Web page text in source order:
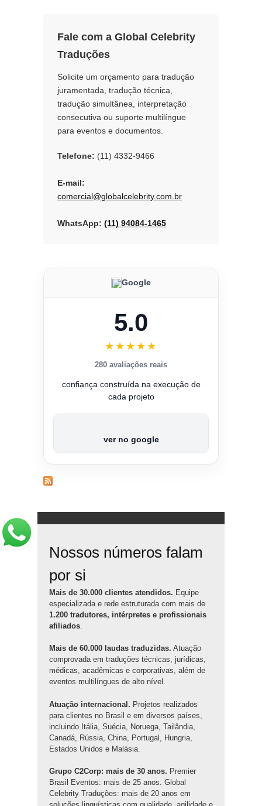
Fale com a Global Celebrity
Traduções
Solicite um orçamento para tradução
juramentada, tradução técnica,
tradução simultânea, interpretação
consecutiva ou suporte multilíngue
para eventos e documentos.
Telefone: (11) 4332-9466
E-mail:
comercial@globalcelebrity.com.br
WhatsApp: (11) 94084-1465
Google
5.0
★★★★★
280 avaliações reais
confiança construída na execução de
cada projeto
ver no google
Nossos números falam
por si
Mais de 30.000 clientes atendidos. Equipe
especializada e rede estruturada com mais de
1.200 tradutores, intérpretes e profissionais
afiliados
Mais de 60.000 laudas traduzidas. Atuação
comprovada em traduções técnicas, jurídicas,
médicas, acadêmicas e corporativas, além de
eventos multilíngues de alto nível.
Atuação internacional. Projetos realizados
para clientes no Brasil e em diversos países,
incluindo Itália, Suécia, Noruega, Tailândia,
Canadá, Rússia, China, Portugal, Hungria,
Estados Unidos e Malásia.
Grupo C2Corp: mais de 30 anos. Premier
Brasil Eventos: mais de 25 anos. Global
Celebrity Traduções: mais de 20 anos em